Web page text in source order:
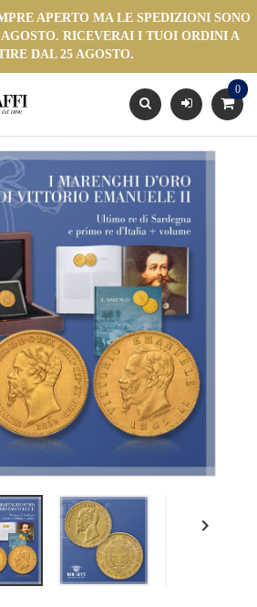
APERTO MA LE SPEDIZIONI SONO
AGOSTO. RICEVERAI I TUOI ORDINI A
DAL 25 AGOSTO.
0
